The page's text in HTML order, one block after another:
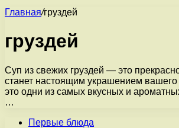
Главная/груздей
груздей
Суп из свежих груздей — это
станет настоящим украшением
это одни из самых вкусных и
…
Первые блюда